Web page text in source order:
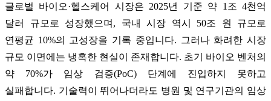
글로벌 바이오·헬스케어 시장은 2025년 기준 약 1조 4천억
달러 규모로 성장했으며, 국내 시장 역시 50조 원 규모로
연평균 10%의 고성장을 기록 중입니다. 그러나 화려한 시장
규모 이면에는 냉혹한 현실이 존재합니다. 초기 바이오 벤처의
약 70%가 임상 검증(PoC) 단계에 진입하지 못하고
실패합니다. 기술력이 뛰어나더라도 병원 및 연구기관의 임상